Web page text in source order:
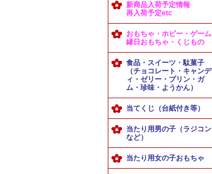
新商品入荷予定情報
再入荷予定etc
おもちゃ・ホビー・ゲーム
縁日おもちゃ・くじもの
食品・スイーツ・駄菓子
（チョコレート・キャンデ
ィ・ゼリー・プリン・ガ
ム・珍味・ようかん）
当てくじ（台紙付き等）
当たり用男の子（ラジコン
など）
当たり用女の子おもちゃ